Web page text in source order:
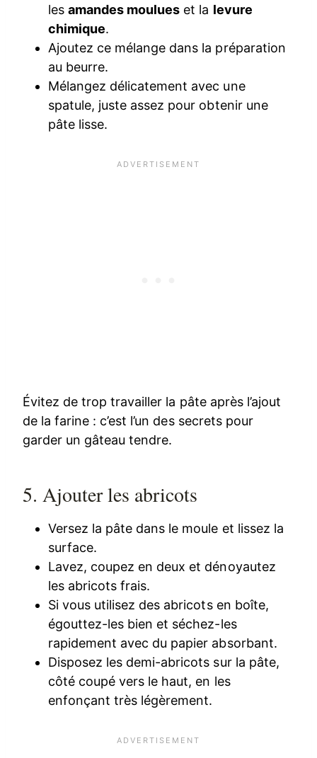
lesamandes moulues et la levure
chimique.
Ajoutez ce mélange dans la préparation
au beurre.
Mélangez délicatement avec une
spatule, juste assez pour obtenir une
pâte lisse.
Évitez de trop travailler la pâte après l’ajout
de la farine : c’est l’un des secrets pour
garder un gâteau tendre.
5. Ajouter les abricots
Versez la pâte dans le moule et lissez la
surface.
Lavez, coupez en deux et dénoyautez
les abricots frais.
Si vous utilisez des abricots en boîte,
égouttez-les bien et séchez-les
rapidement avec du papier absorbant.
Disposez les demi-abricots sur la pâte,
côté coupé vers le haut, en les
enfonçant très légèrement.